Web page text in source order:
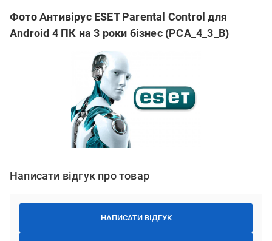
Фото Антивірус ESET Parental Control для
Android 4 ПК на 3 роки бізнес (PCA_4_3_B)
Написати відгук про товар
НАПИСАТИ ВІДГУК